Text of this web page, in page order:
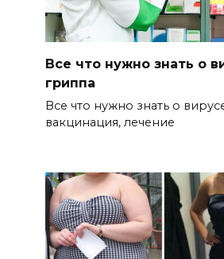
Все что нужно знать о
гриппа
Все что нужно знать о
вакцинация, лечение